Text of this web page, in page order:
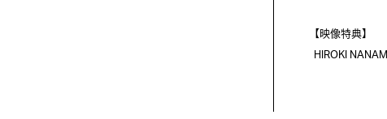
【映像特典】
HIROKI